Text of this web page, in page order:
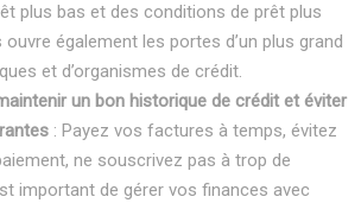
plus bas et des conditions de prêt plus
également les portes d’un plus grand
et d’organismes de crédit.
un bon historique de crédit et éviter
: Payez vos factures à temps, évitez
ne souscrivez pas à trop de
important de gérer vos finances avec